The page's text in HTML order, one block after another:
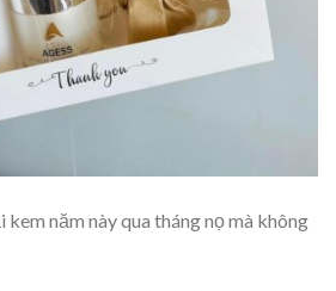
năm này qua tháng nọ mà không